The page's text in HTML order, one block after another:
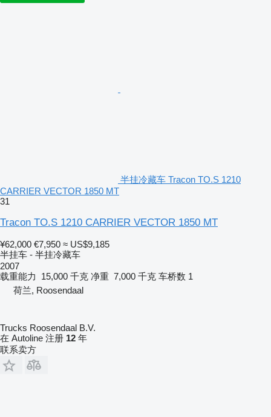
半挂冷藏车 Tracon TO.S 1210
CARRIER VECTOR 1850 MT
31
Tracon TO.S 1210 CARRIER VECTOR 1850 MT
¥62,000 €7,950 ≈ US$9,185
半挂车 - 半挂冷藏车
2007
载重能力
15,000 千克 净重 7,000 千克 车桥数 1
荷兰, Roosendaal
Trucks Roosendaal B.V.
在 Autoline 注册 12 年
联系卖方